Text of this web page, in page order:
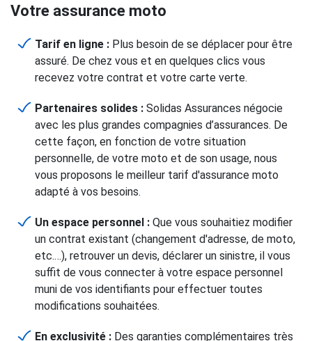
Votre assurance moto
Tarif en ligne : Plus besoin de se déplacer pour être
assuré. De chez vous et en quelques clics vous
recevez votre contrat et votre carte verte.
Partenaires solides : Solidas Assurances négocie
avec les plus grandes compagnies d’assurances. De
cette façon, en fonction de votre situation
personnelle, de votre moto et de son usage, nous
vous proposons le meilleur tarif d'assurance moto
adapté à vos besoins.
Un espace personnel : Que vous souhaitiez modifier
un contrat existant (changement d'adresse, de moto,
etc.…), retrouver un devis, déclarer un sinistre, il vous
suffit de vous connecter à votre espace personnel
muni de vos identifiants pour effectuer toutes
modifications souhaitées.
En exclusivité : Des garanties complémentaires très